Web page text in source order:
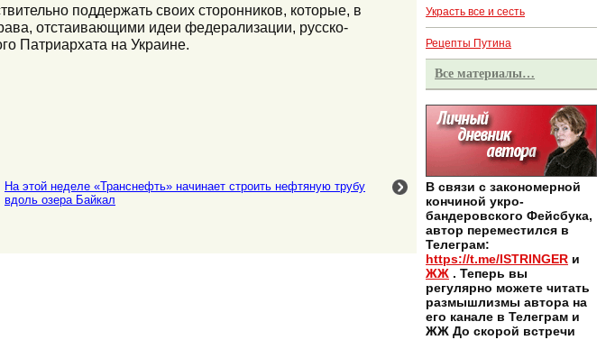
поддержать своих сторонников, которые, в
отстаивающими идеи федерализации, русско-
Патриархата на Украине.
На этой неделе «Транснефть» начинает строить нефтяную трубу
вдоль озера Байкал
Украсть все и сесть
Рецепты Путина
Все материалы…
В связи с закономерной
кончиной укро-
бандеровского Фейсбука,
автор переместился в
Телеграм:
https://t.me/ISTRINGER и
ЖЖ . Теперь вы
регулярно можете читать
размышлизмы автора на
его канале в Телеграм и
ЖЖ До скорой встречи